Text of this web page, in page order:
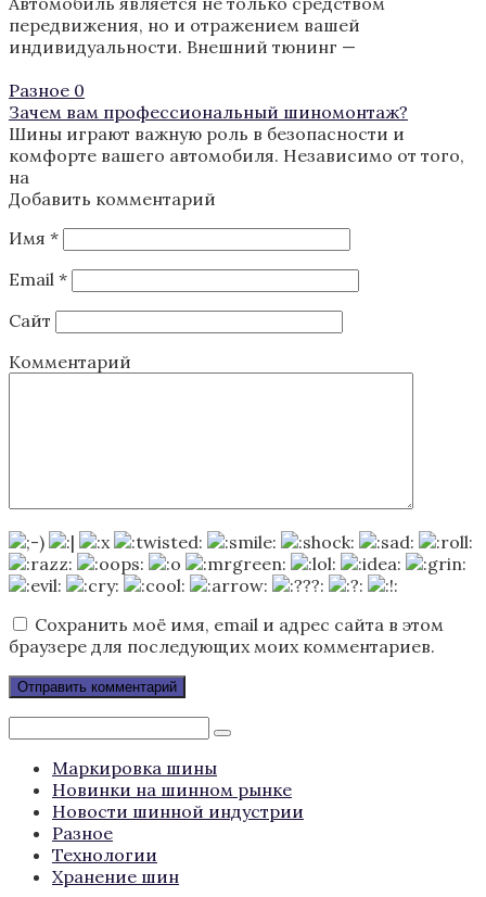
передвижения, но и отражением вашей
индивидуальности. Внешний тюнинг —
Разное 0
Зачем вам профессиональный шиномонтаж?
Шины играют важную роль в безопасности и
комфорте вашего автомобиля. Независимо от того,
на
Добавить комментарий
Имя *
Email *
Сайт
Комментарий
Сохранить моё имя, email и адрес сайта в этом
браузере для последующих моих комментариев.
Маркировка шины
Новинки на шинном рынке
Новости шинной индустрии
Разное
Технологии
Хранение шин